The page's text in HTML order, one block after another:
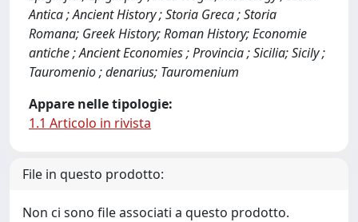
Antica ; Ancient History ; Storia Greca ; Storia
Romana; Greek History; Roman History; Economie
antiche ; Ancient Economies ; Provincia ; Sicilia; Sicily ;
Tauromenio ; denarius; Tauromenium
Appare nelle tipologie:
1.1 Articolo in rivista
File in questo prodotto:
Non ci sono file associati a questo prodotto.